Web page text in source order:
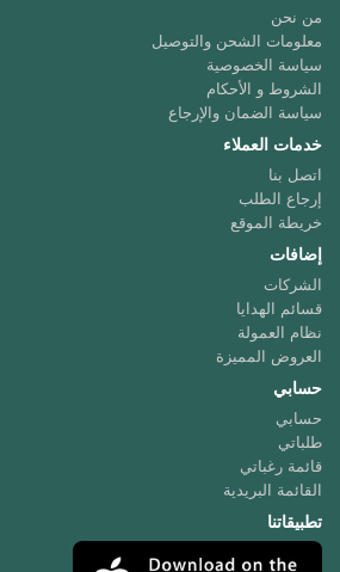
من نحن
معلومات الشحن والتوصيل
سياسة الخصوصية
الشروط و الأحكام
سياسة الضمان والإرجاع
خدمات العملاء
اتصل بنا
إرجاع الطلب
خريطة الموقع
إضافات
الشركات
قسائم الهدايا
نظام العمولة
العروض المميزة
حسابي
حسابي
طلباتي
قائمة رغباتي
القائمة البريدية
تطبيقاتنا